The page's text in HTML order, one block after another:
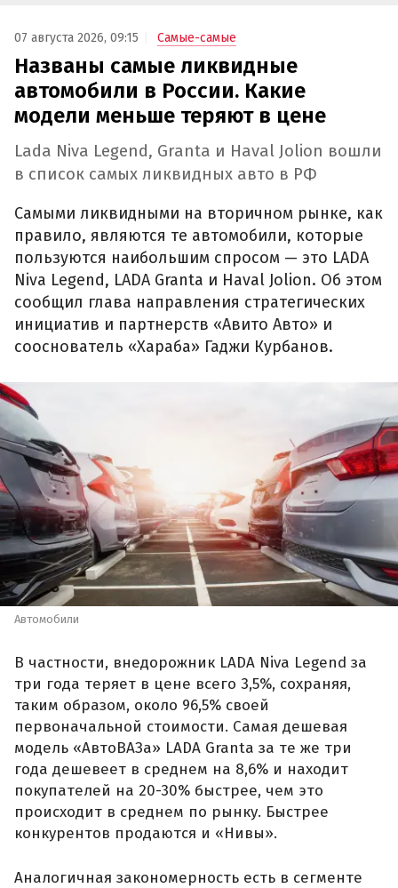
07 августа 2026, 09:15 Самые-самые
Названы самые ликвидные
автомобили в России. Какие
модели меньше теряют в цене
Lada Niva Legend, Granta и Haval Jolion вошли
в список самых ликвидных авто в РФ
Самыми ликвидными на вторичном рынке, как
правило, являются те автомобили, которые
пользуются наибольшим спросом — это LADA
Niva Legend, LADA Granta и Haval Jolion. Об этом
сообщил глава направления стратегических
инициатив и партнерств «Авито Авто» и
сооснователь «Хараба» Гаджи Курбанов.
Автомобили
В частности, внедорожник LADA Niva Legend за
три года теряет в цене всего 3,5%, сохраняя,
таким образом, около 96,5% своей
первоначальной стоимости. Самая дешевая
модель «АвтоВАЗа» LADA Granta за те же три
года дешевеет в среднем на 8,6% и находит
покупателей на 20-30% быстрее, чем это
происходит в среднем по рынку. Быстрее
конкурентов продаются и «Нивы».
Аналогичная закономерность есть в сегменте